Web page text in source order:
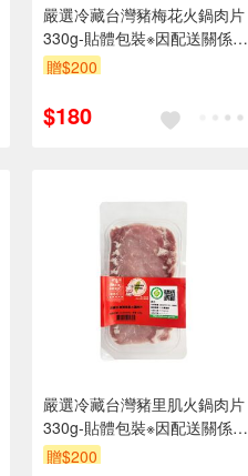
嚴選冷藏台灣豬梅花火鍋肉片
330g-貼體包裝※因配送關係實
際到貨效期約2-3天
贈$200
$180
嚴選冷藏台灣豬里肌火鍋肉片
330g-貼體包裝※因配送關係實
際到貨效期約2-3天
贈$200